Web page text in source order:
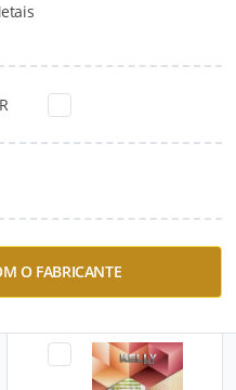
O FABRICANTE
Download
Lavatório 195 1/2 C-31